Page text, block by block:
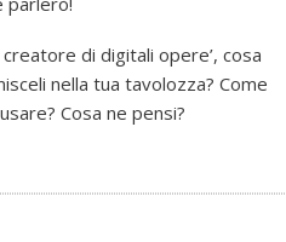
di digitali opere’, cosa
nella tua tavolozza? Come
Cosa ne pensi?